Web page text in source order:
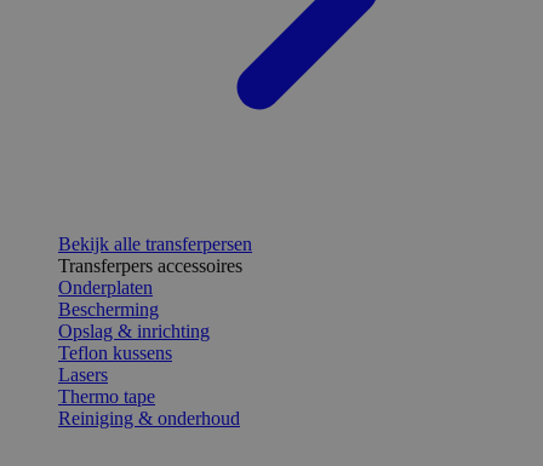
Bekijk alle transferpersen
Transferpers accessoires
Onderplaten
Bescherming
Opslag & inrichting
Teflon kussens
Lasers
Thermo tape
Reiniging & onderhoud